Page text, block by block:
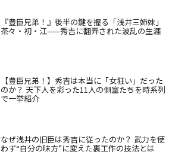
『豊臣兄弟！』後半の鍵を握る「浅井三姉妹」
茶々・初・江——秀吉に翻弄された波乱の生涯
【豊臣兄弟！】秀吉は本当に「女狂い」だった
のか？ 天下人を彩った11人の側室たちを時系列
で一挙紹介
なぜ浅井の旧臣は秀吉に従ったのか？ 武力を使
わず“自分の味方”に変えた裏工作の技法とは